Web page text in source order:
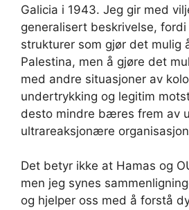
Galicia i 1943. Jeg gir med
generalisert beskrivelse,
strukturer som gjør det mulig
Palestina, men å gjøre det
med andre situasjoner av
undertrykking og legitim
desto mindre bæres frem av
ultrareaksjonære
Det betyr ikke at Hamas og
men jeg synes
og hjelper oss med å forstå